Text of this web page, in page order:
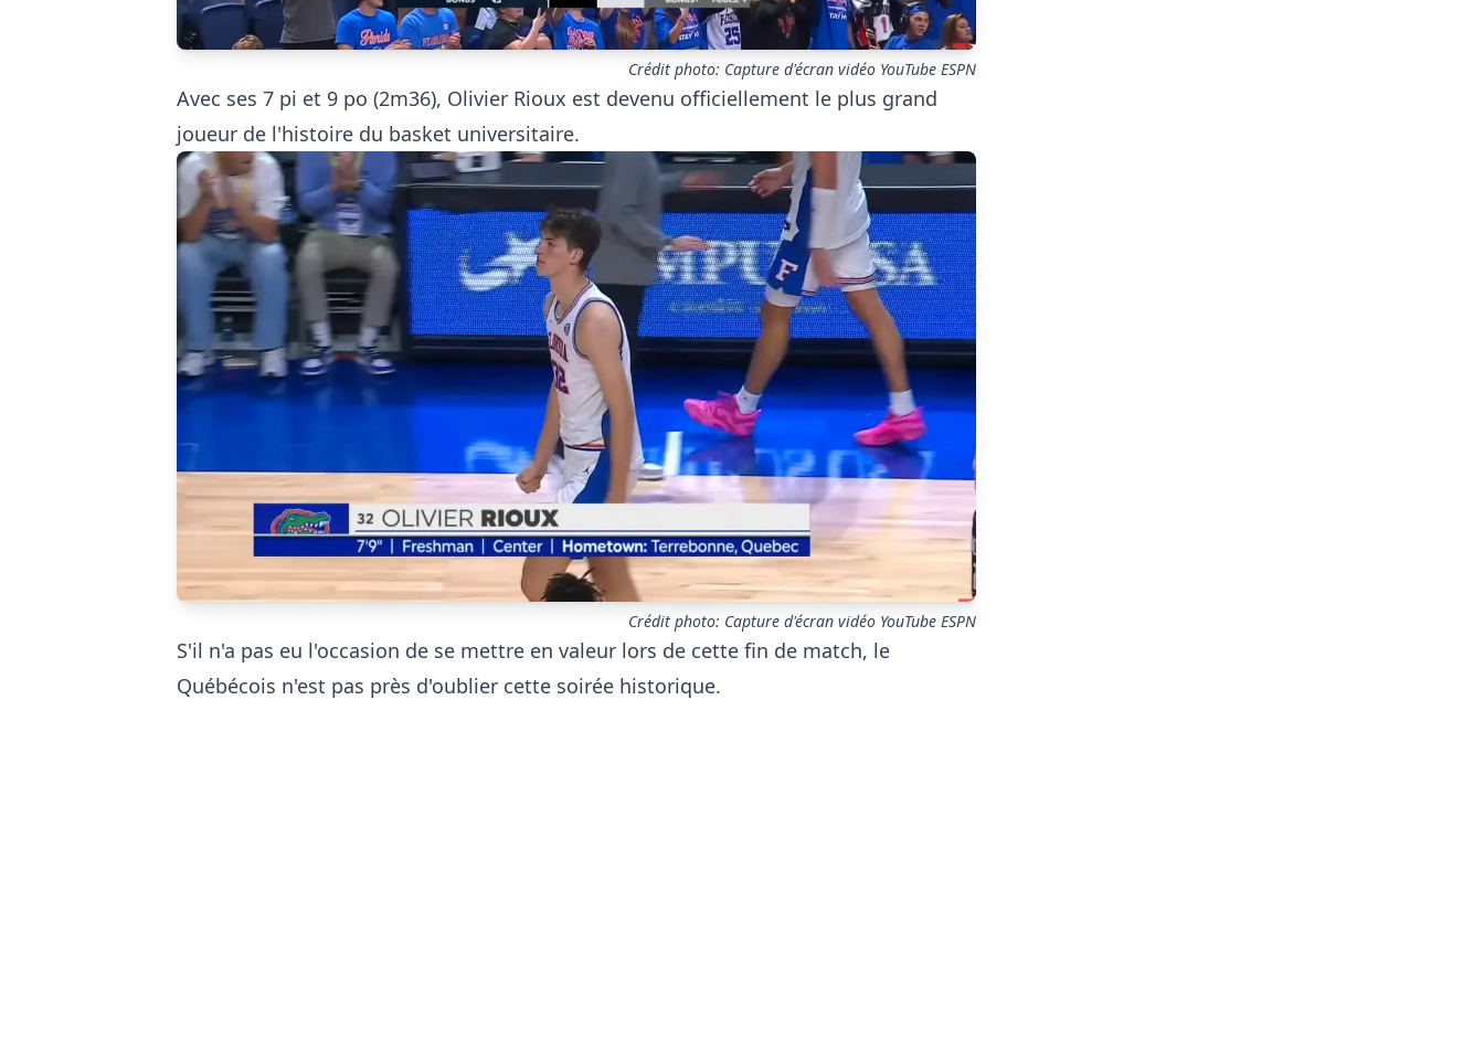
Crédit photo: Capture d'écran vidéo YouTube ESPN
Avec ses 7 pi et 9 po (2m36), Olivier Rioux est devenu officiellement le plus grand
joueur de l'histoire du basket universitaire.
Crédit photo: Capture d'écran vidéo YouTube ESPN
S'il n'a pas eu l'occasion de se mettre en valeur lors de cette fin de match, le
Québécois n'est pas près d'oublier cette soirée historique.